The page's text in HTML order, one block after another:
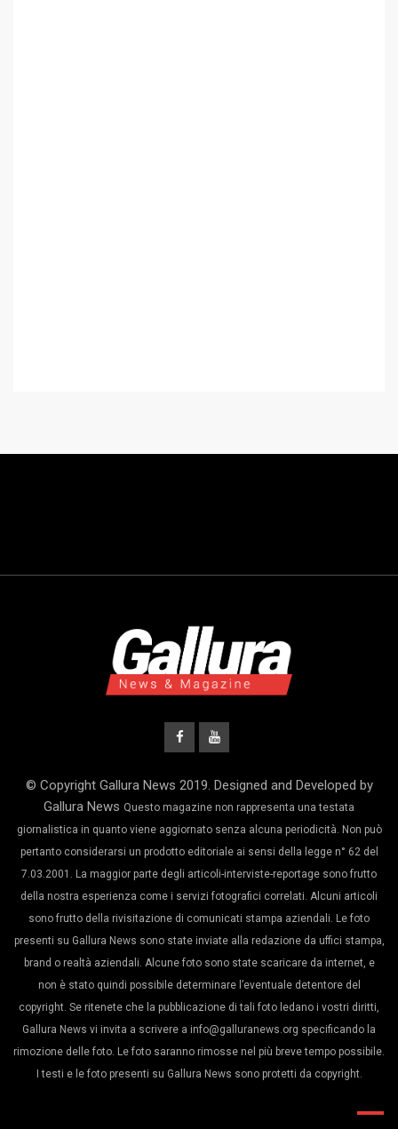
© Copyright Gallura News 2019. Designed and Developed by
Gallura News Questo magazine non rappresenta una testata
giornalistica in quanto viene aggiornato senza alcuna periodicità. Non può
pertanto considerarsi un prodotto editoriale ai sensi della legge n° 62 del
7.03.2001. La maggior parte degli articoli-interviste-reportage sono frutto
della nostra esperienza come i servizi fotografici correlati. Alcuni articoli
sono frutto della rivisitazione di comunicati stampa aziendali. Le foto
presenti su Gallura News sono state inviate alla redazione da uffici stampa,
brand o realtà aziendali. Alcune foto sono state scaricare da internet, e
non è stato quindi possibile determinare l’eventuale detentore del
copyright. Se ritenete che la pubblicazione di tali foto ledano i vostri diritti,
Gallura News vi invita a scrivere a info@galluranews.org specificando la
rimozione delle foto. Le foto saranno rimosse nel più breve tempo possibile.
I testi e le foto presenti su Gallura News sono protetti da copyright.